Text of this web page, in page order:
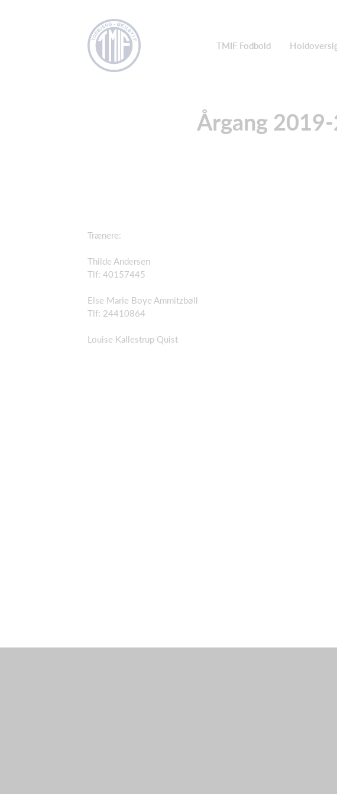
TMIF Fodbold
Årgang
Trænere:
Thilde Andersen
Tlf: 40157445
Else Marie Boye Ammitzbøll
Tlf: 24410864
Louise Kallestrup Quist